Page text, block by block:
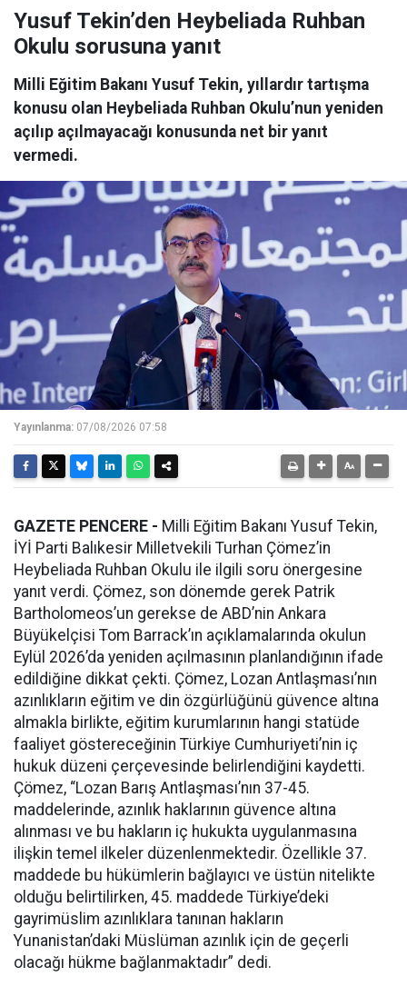
Yusuf Tekin’den Heybeliada Ruhban
Okulu sorusuna yanıt
Milli Eğitim Bakanı Yusuf Tekin, yıllardır tartışma
konusu olan Heybeliada Ruhban Okulu’nun yeniden
açılıp açılmayacağı konusunda net bir yanıt
vermedi.
Yayınlanma: 07/08/2026 07:58
GAZETE PENCERE - Milli Eğitim Bakanı Yusuf Tekin,
İYİ Parti Balıkesir Milletvekili Turhan Çömez’in
Heybeliada Ruhban Okulu ile ilgili soru önergesine
yanıt verdi. Çömez, son dönemde gerek Patrik
Bartholomeos’un gerekse de ABD’nin Ankara
Büyükelçisi Tom Barrack’ın açıklamalarında okulun
Eylül 2026’da yeniden açılmasının planlandığının ifade
edildiğine dikkat çekti. Çömez, Lozan Antlaşması’nın
azınlıkların eğitim ve din özgürlüğünü güvence altına
almakla birlikte, eğitim kurumlarının hangi statüde
faaliyet göstereceğinin Türkiye Cumhuriyeti’nin iç
hukuk düzeni çerçevesinde belirlendiğini kaydetti.
Çömez, “Lozan Barış Antlaşması’nın 37-45.
maddelerinde, azınlık haklarının güvence altına
alınması ve bu hakların iç hukukta uygulanmasına
ilişkin temel ilkeler düzenlenmektedir. Özellikle 37.
maddede bu hükümlerin bağlayıcı ve üstün nitelikte
olduğu belirtilirken, 45. maddede Türkiye’deki
gayrimüslim azınlıklara tanınan hakların
Yunanistan’daki Müslüman azınlık için de geçerli
olacağı hükme bağlanmaktadır” dedi.